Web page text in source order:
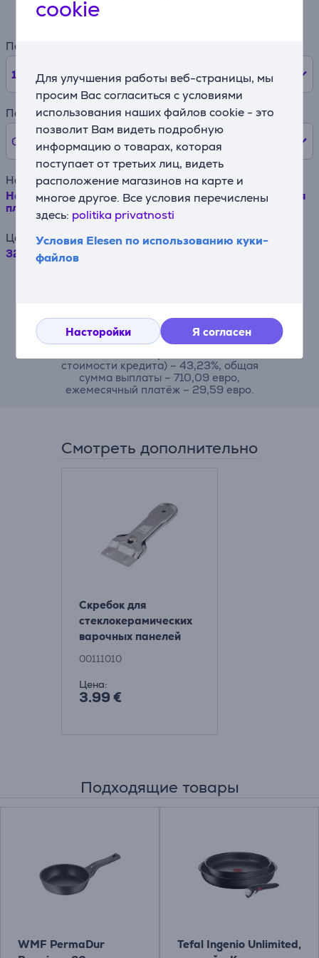
cookie
Для улучшения работы веб-страницы, мы
просим Вас согласиться с условиями
использования наших файлов cookie - это
позволит Вам видеть подробную
информацию о товарах, которая
поступает от третьих лиц, видеть
расположение магазинов на карте и
многое другое. Все условия перечислены
здесь: politika privatnosti
Условия Elesen по использованию куки-
файлов
Насторойки Я согласен
Период
12 мес.
Первый взнос
0% /0 €
Наименование товара
Hansa, 65 л, черный - Отдельностоящая керамическая
плита
Цена
329.99 €
19,90%, комиссия за заключение
договора – 4,5%, ежемесячная комиссия
за администрирование договора – 0,6%,
стоимости кредита) – 43,23%, общая
сумма выплаты – 710,09 евро,
ежемесячный платёж – 29,59 евро.
Смотреть дополнительно
Скребок для
стеклокерамических
варочных панелей
Xavax Товар -
00111010
Цена:
3.99 €
Подходящие товары
WMF PermaDur
Tefal Ingenio Unlimited,